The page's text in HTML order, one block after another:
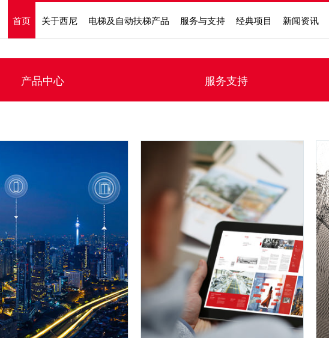
首页 关于西尼 电梯及自动扶梯产品 服务与支持 经典项目 新闻资讯
产品中心 服务支持